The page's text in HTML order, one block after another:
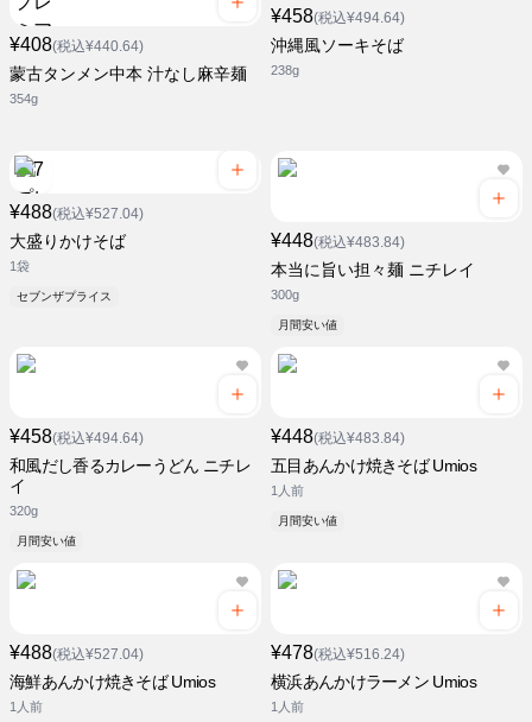
¥408(税込¥440.64)
蒙古タンメン中本 汁なし麻辛麺
354g
¥458(税込¥494.64)
沖縄風ソーキそば
238g
¥488(税込¥527.04)
大盛りかけそば
1袋
セブンザプライス
¥448(税込¥483.84)
本当に旨い担々麺 ニチレイ
300g
月間安い値
¥458(税込¥494.64)
和風だし香るカレーうどん ニチレ
イ
320g
月間安い値
¥448(税込¥483.84)
五目あんかけ焼きそば Umios
1人前
月間安い値
¥488(税込¥527.04)
海鮮あんかけ焼きそば Umios
1人前
¥478(税込¥516.24)
横浜あんかけラーメン Umios
1人前